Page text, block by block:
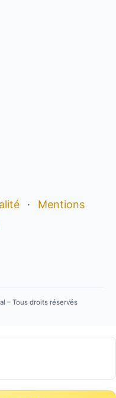
·
Mentions
– Tous droits réservés